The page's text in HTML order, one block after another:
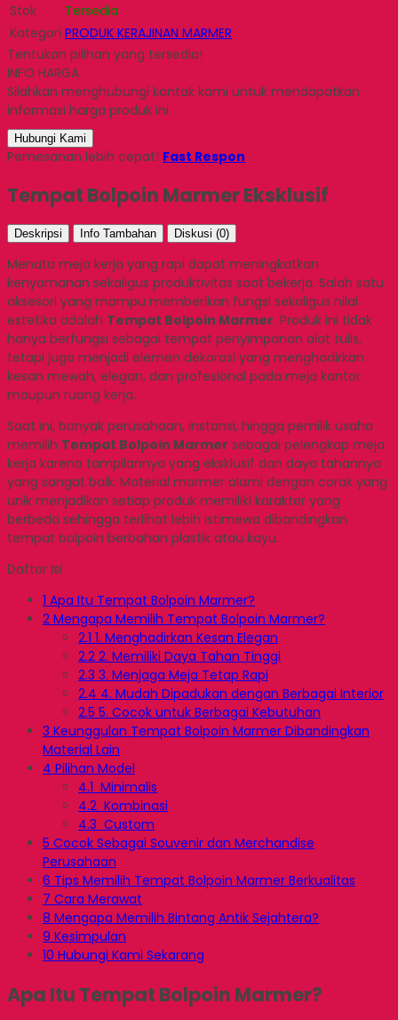
Stok
Tersedia
Kategori PRODUK KERAJINAN MARMER
Tentukan pilihan yang tersedia!
INFO HARGA
Silahkan menghubungi kontak kami untuk mendapatkan
informasi harga produk ini.
Hubungi Kami
Pemesanan lebih cepat! Fast Respon
Tempat Bolpoin Marmer Eksklusif
Deskripsi Info Tambahan Diskusi (0)
Menata meja kerja yang rapi dapat meningkatkan
kenyamanan sekaligus produktivitas saat bekerja. Salah satu
aksesori yang mampu memberikan fungsi sekaligus nilai
estetika adalah Tempat Bolpoin Marmer. Produk ini tidak
hanya berfungsi sebagai tempat penyimpanan alat tulis,
tetapi juga menjadi elemen dekorasi yang menghadirkan
kesan mewah, elegan, dan profesional pada meja kantor
maupun ruang kerja.
Saat ini, banyak perusahaan, instansi, hingga pemilik usaha
memilih Tempat Bolpoin Marmer sebagai pelengkap meja
kerja karena tampilannya yang eksklusif dan daya tahannya
yang sangat baik. Material marmer alami dengan corak yang
unik menjadikan setiap produk memiliki karakter yang
berbeda sehingga terlihat lebih istimewa dibandingkan
tempat bolpoin berbahan plastik atau kayu.
Daftar Isi
1 Apa Itu Tempat Bolpoin Marmer?
2 Mengapa Memilih Tempat Bolpoin Marmer?
2.1 1. Menghadirkan Kesan Elegan
2.2 2. Memiliki Daya Tahan Tinggi
2.3 3. Menjaga Meja Tetap Rapi
2.4 4. Mudah Dipadukan dengan Berbagai Interior
2.5 5. Cocok untuk Berbagai Kebutuhan
3 Keunggulan Tempat Bolpoin Marmer Dibandingkan
Material Lain
4 Pilihan Model
4.1 Minimalis
4.2 Kombinasi
4.3 Custom
5 Cocok Sebagai Souvenir dan Merchandise
Perusahaan
6 Tips Memilih Tempat Bolpoin Marmer Berkualitas
7 Cara Merawat
8 Mengapa Memilih Bintang Antik Sejahtera?
9 Kesimpulan
10 Hubungi Kami Sekarang
Apa Itu Tempat Bolpoin Marmer?